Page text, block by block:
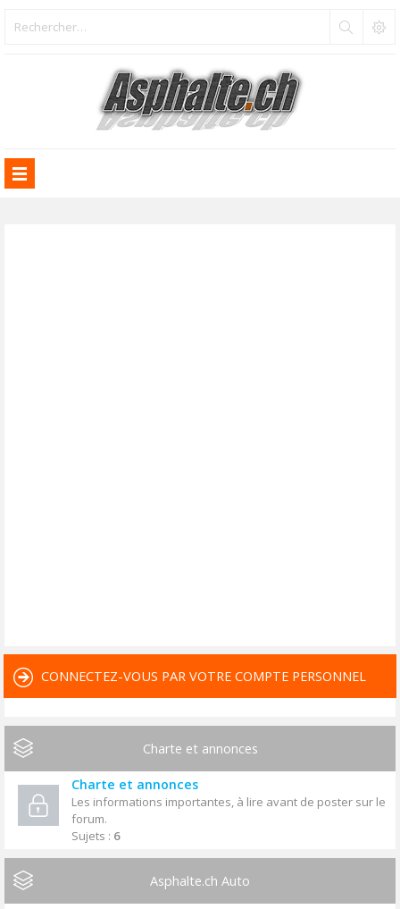
CONNECTEZ-VOUS PAR VOTRE COMPTE PERSONNEL
Charte et annonces
Charte et annonces
Les informations importantes, à lire avant de poster sur le
forum.
Sujets : 6
Asphalte.ch Auto